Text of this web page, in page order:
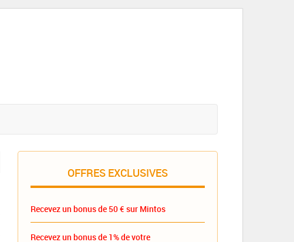
OFFRES EXCLUSIVES
Recevez un bonus de 50 € sur Mintos
Recevez un bonus de 1% de votre